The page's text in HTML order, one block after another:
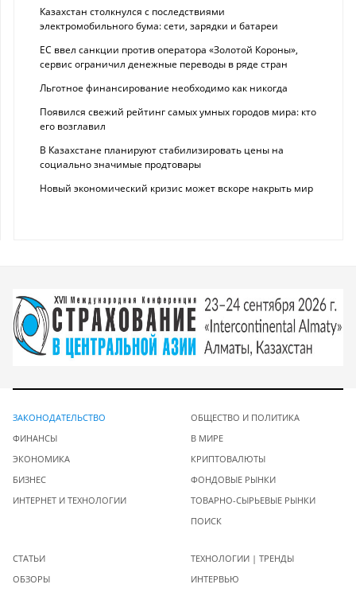
Казахстан столкнулся с последствиями
электромобильного бума: сети, зарядки и батареи
ЕС ввел санкции против оператора «Золотой Короны»,
сервис ограничил денежные переводы в ряде стран
Льготное финансирование необходимо как никогда
Появился свежий рейтинг самых умных городов мира: кто
его возглавил
В Казахстане планируют стабилизировать цены на
социально значимые продтовары
Новый экономический кризис может вскоре накрыть мир
ЗАКОНОДАТЕЛЬСТВО
ФИНАНСЫ
ЭКОНОМИКА
БИЗНЕС
ИНТЕРНЕТ И ТЕХНОЛОГИИ
ОБЩЕСТВО И ПОЛИТИКА
В МИРЕ
КРИПТОВАЛЮТЫ
ФОНДОВЫЕ РЫНКИ
ТОВАРНО-СЫРЬЕВЫЕ РЫНКИ
ПОИСК
СТАТЬИ
ОБЗОРЫ
ТЕХНОЛОГИИ | ТРЕНДЫ
ИНТЕРВЬЮ